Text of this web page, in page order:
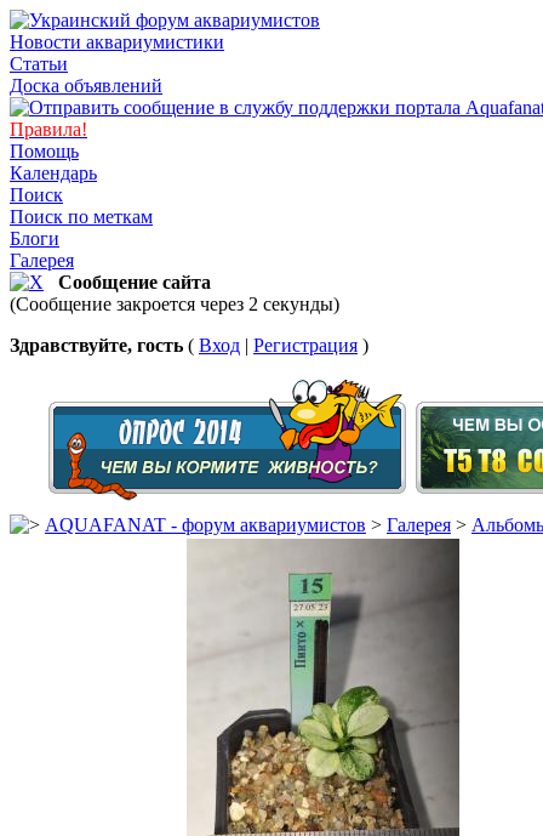
Новости аквариумистики
Статьи
Доска объявлений
Правила!
Помощь
Календарь
Поиск
Поиск по меткам
Блоги
Галерея
Сообщение сайта
(Сообщение закроется через 2 секунды)
Здравствуйте, гость ( Вход | Регистрация )
AQUAFANAT - форум аквариумистов > Галерея >